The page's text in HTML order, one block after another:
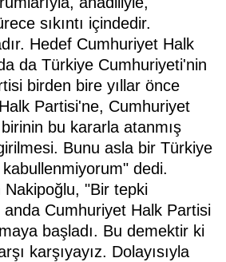
sıkıntı içindedir.
Hedef Cumhuriyet Halk
da Türkiye Cumhuriyeti'nin
birden bire yıllar önce
Partisi'ne, Cumhuriyet
bu kararla atanmış
Bunu asla bir Türkiye
dedi.
Nakipoğlu, "Bir tepki
Cumhuriyet Halk Partisi
başladı. Bu demektir ki
karşıyayız. Dolayısıyla